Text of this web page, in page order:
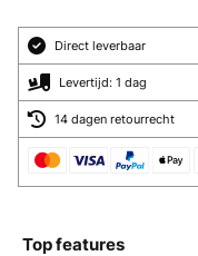
Direct leverbaar
Levertijd: 1 dag
14 dagen retourrecht
Top features